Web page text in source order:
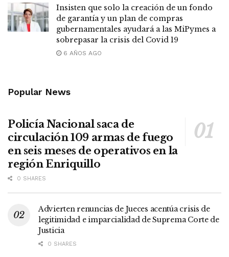
Insisten que solo la creación de un fondo
de garantía y un plan de compras
gubernamentales ayudará a las MiPymes a
sobrepasar la crisis del Covid 19
6 AÑOS AGO
Popular News
Policía Nacional saca de
circulación 109 armas de fuego
en seis meses de operativos en la
región Enriquillo
0 SHARES
Advierten renuncias de Jueces acentúa crisis de
legitimidad e imparcialidad de Suprema Corte de
Justicia
0 SHARES